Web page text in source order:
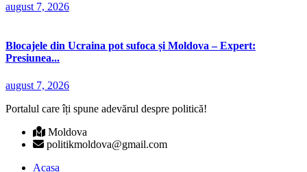
august 7, 2026
Blocajele din Ucraina pot sufoca și Moldova – Expert:
Presiunea...
august 7, 2026
Portalul care îți spune adevărul despre politică!
Moldova
politikmoldova@gmail.com
Acasa